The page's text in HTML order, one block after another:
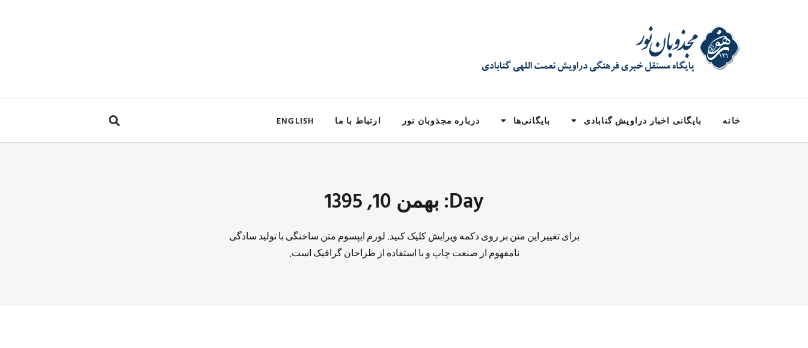
خانه بایگانی اخبار دراویش گنابادی بایگانی‌ها درباره مجذوبان نور ارتباط با ما ENGLISH
Day: بهمن 10, 1395
برای تغییر این متن بر روی دکمه ویرایش کلیک کنید. لورم ایپسوم متن ساختگی با تولید سادگی
نامفهوم از صنعت چاپ و با استفاده از طراحان گرافیک است.